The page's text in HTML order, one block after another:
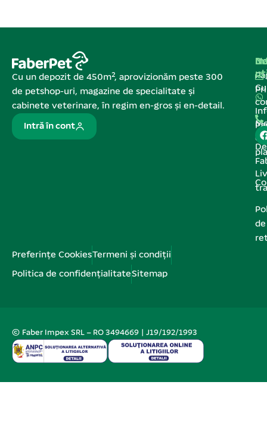
Cu un depozit de 450m², aprovizionăm peste 300
de petshop-uri, magazine de specialitate și
cabinete veterinare, în regim en-gros și en-detail.
Intră în cont
de
de
Preferințe CookiesTermeni și condiții
Politica de confidențialitateSitemap
© Faber Impex SRL – RO 3494669 | J19/192/1993